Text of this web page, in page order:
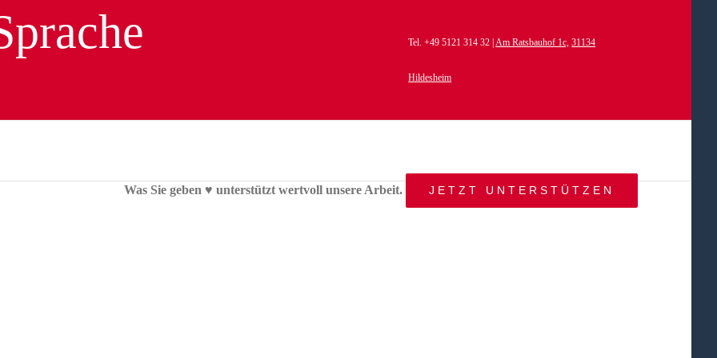
Tel. +49 5121 314 32 |Am Ratsbauhof 1c, 31134
Hildesheim
Was Sie geben ♥︎ unterstützt wertvoll unsere Arbeit. JETZT UNTERSTÜTZENSTART